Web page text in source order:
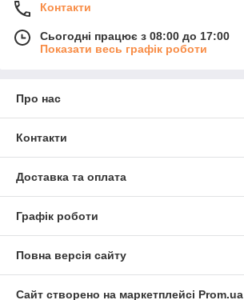
Контакти
Сьогодні працює з 08:00 до 17:00
Показати весь графік роботи
Про нас
Контакти
Доставка та оплата
Графік роботи
Повна версія сайту
Сайт створено на маркетплейсі Prom.ua